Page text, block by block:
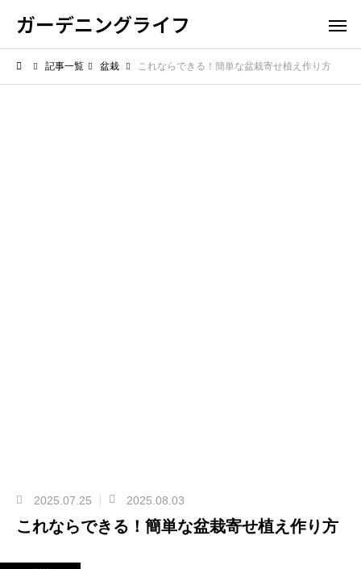
ガーデニングライフ
記事一覧 盆栽 これならできる！簡単な盆栽寄せ植え作り方
2025.07.25 2025.08.03
これならできる！簡単な盆栽寄せ植え作り方